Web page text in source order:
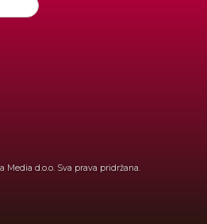
Media d.o.o. Sva prava pridržana.